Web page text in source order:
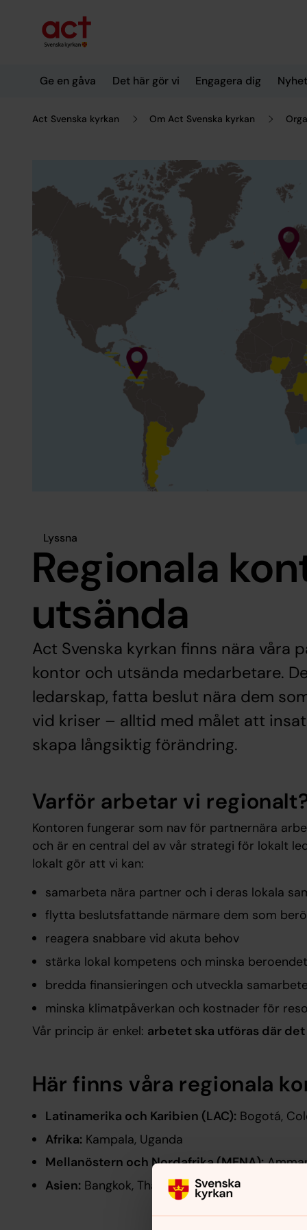
Ge en gåva Det här gör vi Engagera dig
Act Svenska kyrkan Om Act Svenska kyrkan
Lyssna
Regionala
utsända
Act Svenska kyrkan finns nära våra
kontor och utsända medarbetare.
ledarskap, fatta beslut nära dem
vid kriser – alltid med målet att
skapa långsiktig förändring.
Varför arbetar vi
Kontoren fungerar som nav för partnernära
och är en central del av vår strategi för lokalt
lokalt gör att vi kan:
samarbeta nära partner och i deras lokala
flytta beslutsfattande närmare dem som
reagera snabbare vid akuta behov
stärka lokal kompetens och minska
bredda finansieringen och utveckla
minska klimatpåverkan och kostnader för
Vår princip är enkel: arbetet ska utföras där
Här finns våra regionala
Latinamerika och Karibien (LAC): Bogotá,
Afrika: Kampala, Uganda
Mellanöstern och Nordafrika (MENA):
Asien: Bangkok, Thailand